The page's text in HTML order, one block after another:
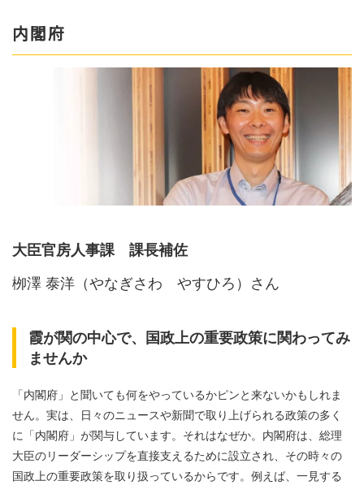
内閣府
大臣官房人事課 課長補佐
栁澤 泰洋（やなぎさわ やすひろ）さん
霞が関の中心で、国政上の重要政策に関わってみ
ませんか
「内閣府」と聞いても何をやっているかピンと来ないかもしれま
せん。実は、日々のニュースや新聞で取り上げられる政策の多く
に「内閣府」が関与しています。それはなぜか。内閣府は、総理
大臣のリーダーシップを直接支えるために設立され、その時々の
国政上の重要政策を取り扱っているからです。例えば、一見する